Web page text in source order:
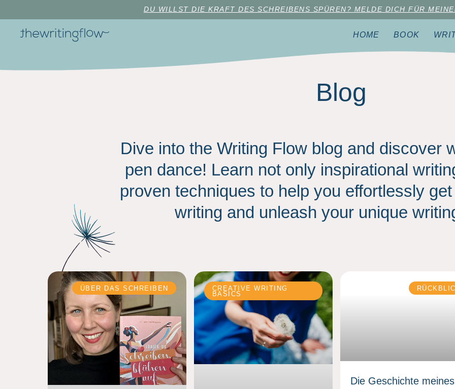
DU WILLST DIE KRAFT DES SCHREIBENS SPÜREN? MELDE DICH FÜR
HOME BOOK
Blog
Dive into the Writing Flow blog and discover
pen dance! Learn not only inspirational
proven techniques to help you effortlessly
writing and unleash your unique
ÜBER DAS SCHREIBEN CREATIVE WRITING
BASICS
Die Geschichte meines